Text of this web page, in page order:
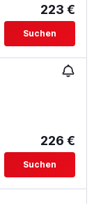
223 €
Suchen
226 €
Suchen